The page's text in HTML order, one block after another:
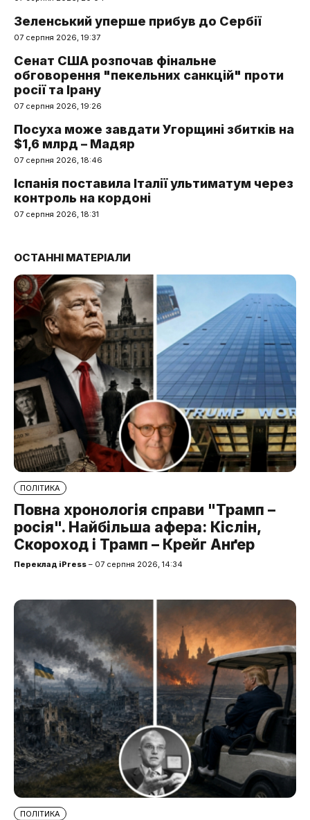
Зеленський уперше прибув до Сербії
07 серпня 2026, 19:37
Сенат США розпочав фінальне
обговорення "пекельних санкцій" проти
росії та Ірану
07 серпня 2026, 19:26
Посуха може завдати Угорщині збитків на
$1,6 млрд – Мадяр
07 серпня 2026, 18:46
Іспанія поставила Італії ультиматум через
контроль на кордоні
07 серпня 2026, 18:31
ОСТАННІ МАТЕРІАЛИ
ПОЛІТИКА
Повна хронологія справи "Трамп –
росія". Найбільша афера: Кіслін,
Скороход і Трамп – Крейг Анґер
Переклад iPress – 07 серпня 2026, 14:34
ПОЛІТИКА